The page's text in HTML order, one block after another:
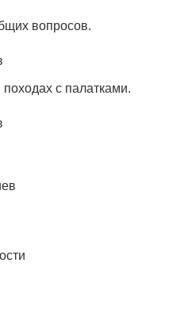
вопросов.
с палатками.